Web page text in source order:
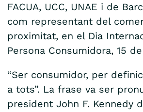
FACUA, UCC, UNAE i de
com representant del
proximitat, en el Dia
Persona Consumidora, 15
“Ser consumidor, per
a tots”. La frase va ser
president John F. Kennedy